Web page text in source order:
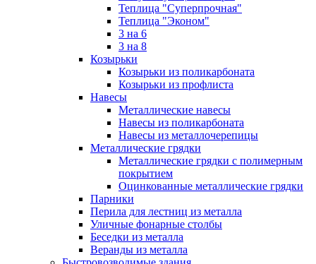
Теплица "Суперпрочная"
Теплица "Эконом"
3 на 6
3 на 8
Козырьки
Козырьки из поликарбоната
Козырьки из профлиста
Навесы
Металлические навесы
Навесы из поликарбоната
Навесы из металлочерепицы
Металлические грядки
Металлические грядки с полимерным
покрытием
Оцинкованные металлические грядки
Парники
Перила для лестниц из металла
Уличные фонарные столбы
Беседки из металла
Веранды из металла